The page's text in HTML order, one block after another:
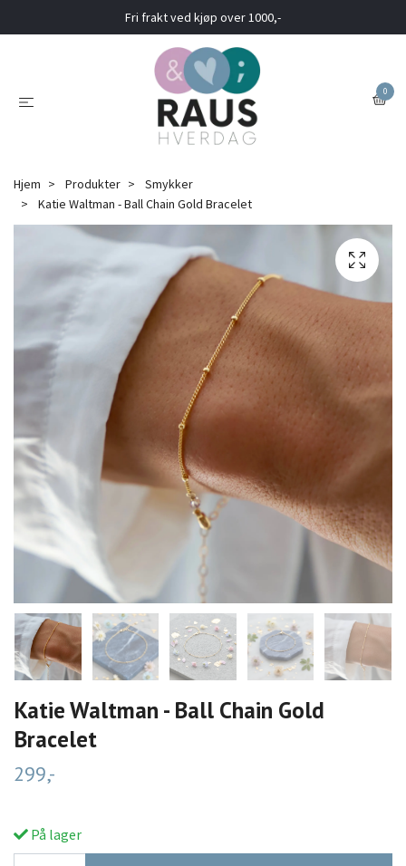
Fri frakt ved kjøp over 1000,-
0
Hjem Produkter
Smykker
Katie Waltman - Ball Chain Gold Bracelet
Katie Waltman - Ball Chain Gold
Bracelet
299,-
På lager